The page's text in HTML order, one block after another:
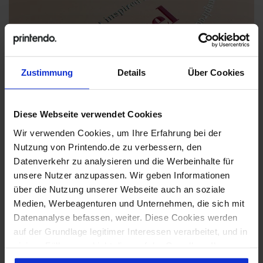
Zustimmung Details Über Cookies
Diese Webseite verwendet Cookies
Wir verwenden Cookies, um Ihre Erfahrung bei der
Nutzung von Printendo.de zu verbessern, den
Datenverkehr zu analysieren und die Werbeinhalte für
unsere Nutzer anzupassen. Wir geben Informationen
über die Nutzung unserer Webseite auch an soziale
Medien, Werbeagenturen und Unternehmen, die sich mit
Datenanalyse befassen, weiter. Diese Cookies werden
auf der Grundlage legitimer Interessen verarbeitet, und in
Zustimmung. Einige Cookies werden von unseren
Relieffolie in 8 Farben
Planobögen Premium ab
20 Stck.
3 Formate zur Wahl